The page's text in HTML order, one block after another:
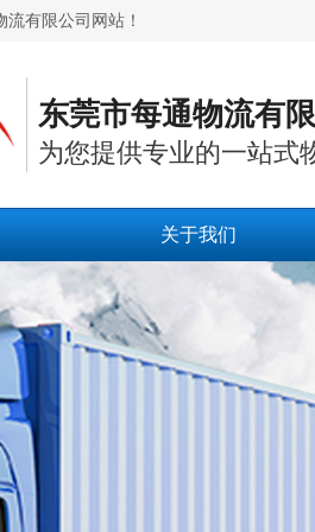
有限公司网站！
东莞市每通物流有
为您提供专业的一站式
关于我们